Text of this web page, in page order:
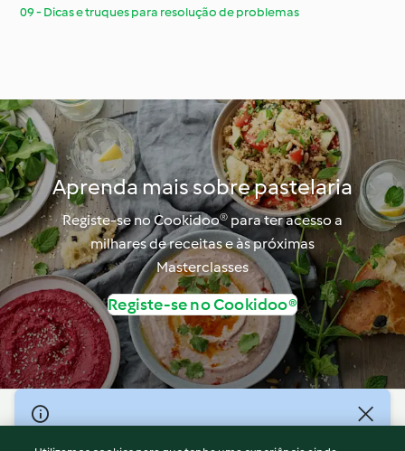
09 - Dicas e truques para resolução de problemas
Aprenda mais sobre pastelaria
Registe-se no Cookidoo® para ter acesso a
milhares de receitas e às próximas
Masterclasses
Registe-se no Cookidoo®
© Copyright 2026